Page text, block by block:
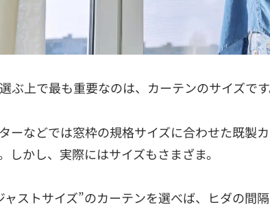
ぶ上で最も重要なのは、カーテンのサイズです
ーなどでは窓枠の規格サイズに合わせた既製
しかし、実際にはサイズもさまざま。
ャストサイズ”のカーテンを選べば、ヒダの間